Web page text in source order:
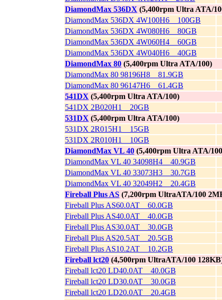
DiamondMax 536DX (5,400rpm Ultra ATA/
DiamondMax 536DX 4W100H6 100GB
DiamondMax 536DX 4W080H6 80GB
DiamondMax 536DX 4W060H4 60GB
DiamondMax 536DX 4W040H6 40GB
DiamondMax 80 (5,400rpm Ultra ATA/100)
DiamondMax 80 98196H8 81.9GB
DiamondMax 80 96147H6 61.4GB
541DX (5,400rpm Ultra ATA/100)
541DX 2B020H1 20GB
531DX (5,400rpm Ultra ATA/100)
531DX 2R015H1 15GB
531DX 2R010H1 10GB
DiamondMax VL 40 (5,400rpm Ultra ATA/
DiamondMax VL 40 34098H4 40.9GB
DiamondMax VL 40 33073H3 30.7GB
DiamondMax VL 40 32049H2 20.4GB
Fireball Plus AS (7,200rpm UltraATA/100
Fireball Plus AS60.0AT 60.0GB
Fireball Plus AS40.0AT 40.0GB
Fireball Plus AS30.0AT 30.0GB
Fireball Plus AS20.5AT 20.5GB
Fireball Plus AS10.2AT 10.2GB
Fireball lct20 (4,500rpm UltraATA/100
Fireball lct20 LD40.0AT 40.0GB
Fireball lct20 LD30.0AT 30.0GB
Fireball lct20 LD20.0AT 20.4GB